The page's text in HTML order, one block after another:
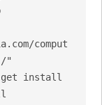
comput
/"
get install